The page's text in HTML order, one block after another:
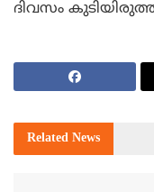
ദിവസം
Related News